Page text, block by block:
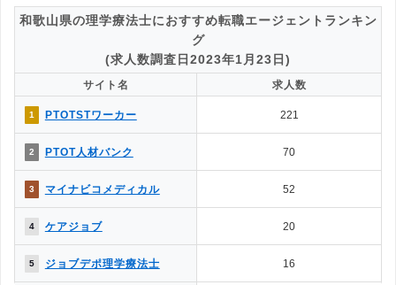
和歌山県の理学療法士におすすめ転職エージェントランキン
グ
(求人数調査日2023年1月23日)
サイト名 求人数
1 PTOTSTワーカー 221
2 PTOT人材バンク 70
3 マイナビコメディカル 52
4 ケアジョブ 20
5 ジョブデポ理学療法士 16